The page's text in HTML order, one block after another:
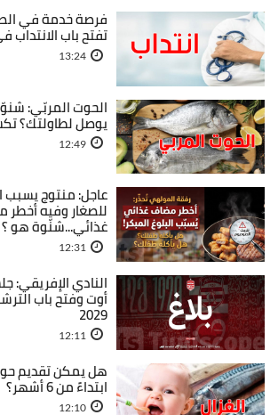
فرصة خدمة في
تفتح باب الانتداب في 5
13:24
الحوت المربّي:
يوصل لطاولتك؟
12:49
عاجل: منتوج يسبب
للصغار وفيه
غذائي...شنّوة هو ؟
12:31
2029
12:11
هل يمكن تقديم
ابتداءً من 6 أشهر؟
12:10